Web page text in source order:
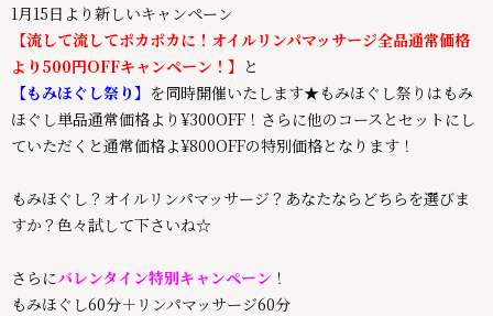
1月15日より新しいキャンペーン
【流して流してポカポカに！オイルリンパマッサージ全品通常価格
より500円OFFキャンペーン！】 と
【もみほぐし祭り】 を同時開催いたします★もみほぐし祭りはもみ
ほぐし単品通常価格より¥300OFF！さらに他のコースとセットにし
ていただくと通常価格よ¥800OFFの特別価格となります！
もみほぐし？オイルリンパマッサージ？あなたならどちらを選びま
すか？色々試して下さいね☆
さらにバレンタイン特別キャンペーン ！
もみほぐし60分＋リンパマッサージ60分